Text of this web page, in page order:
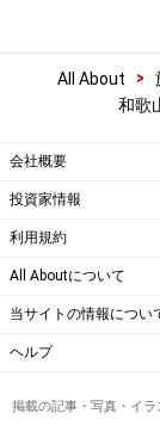
All About >
和歌
会社概要
投資家情報
利用規約
All Aboutについて
当サイトの情報につい
ヘルプ
掲載の記事・写真・イ